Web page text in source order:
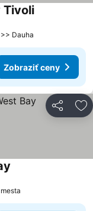
Tivoli
Dauha
Zobraziť ceny
Zdieľať